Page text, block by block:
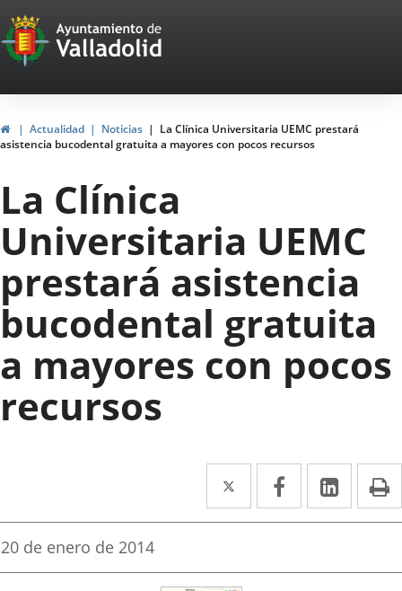
Portal
Web
del
Ayuntamiento
de
Valladolid
HomeActualidad Noticias
La Clínica Universitaria UEMC prestará
asistencia bucodental gratuita a mayores con pocos recursos
La Clínica
Universitaria UEMC
prestará asistencia
bucodental gratuita
a mayores con pocos
recursos
Twitter
Enlace
a
aplicación
Facebook
Enlace
a
aplicación
Enlace
a
Fecha
la
20 de enero de 2014